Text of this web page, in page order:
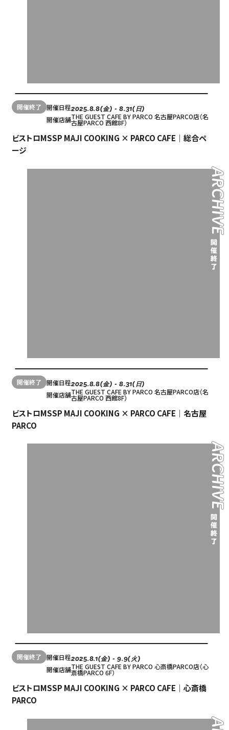
ACCESS
開催終了 開催日程2025.8.8(金) - 8.31(日)
開催店舗THE GUEST CAFE BY PARCO 名古屋PARCO店（名
古屋PARCO 西館8F）
ビストロMSSP MAJI COOKING × PARCO CAFE｜総合ペ
ージ
開催終了 開催日程2025.8.8(金) - 8.31(日)
開催店舗THE GUEST CAFE BY PARCO 名古屋PARCO店（名
古屋PARCO 西館8F）
ビストロMSSP MAJI COOKING × PARCO CAFE｜名古屋
PARCO
開催終了 開催日程2025.8.1(金) - 9.9(火)
開催店舗THE GUEST CAFE BY PARCO 心斎橋PARCO店（心
斎橋PARCO 6F）
ビストロMSSP MAJI COOKING × PARCO CAFE｜心斎橋
PARCO